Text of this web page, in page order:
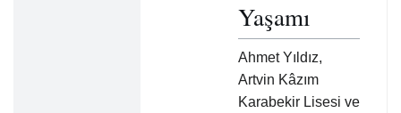
Yaşamı
Ahmet Yıldız,
Artvin Kâzım
Karabekir Lisesi ve